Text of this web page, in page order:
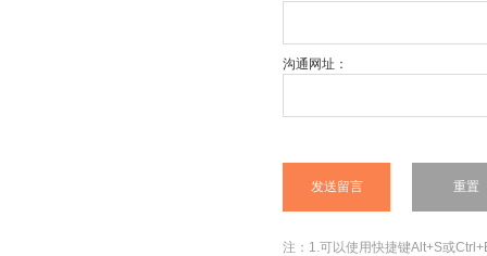
沟通网址：
注：1.可以使用快捷键Alt+S或